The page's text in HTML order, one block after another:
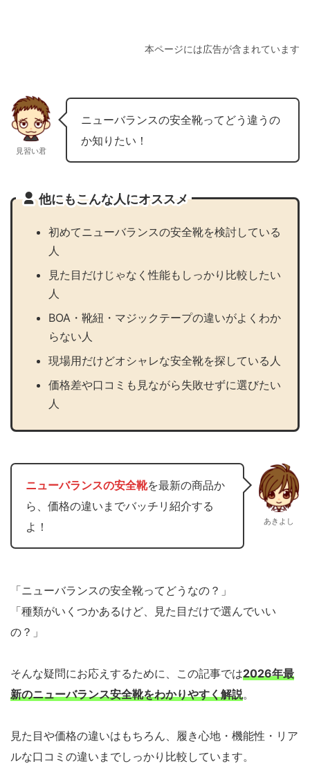
本ページには広告が含まれています
見習い君
ニューバランスの安全靴ってどう違うの
か知りたい！
他にもこんな人にオススメ
初めてニューバランスの安全靴を検討している
人
見た目だけじゃなく性能もしっかり比較したい
人
BOA・靴紐・マジックテープの違いがよくわか
らない人
現場用だけどオシャレな安全靴を探している人
価格差や口コミも見ながら失敗せずに選びたい
人
ニューバランスの安全靴を最新の商品か
ら、価格の違いまでバッチリ紹介する
よ！
あきよし
「ニューバランスの安全靴ってどうなの？」
「種類がいくつかあるけど、見た目だけで選んでいい
の？」
そんな疑問にお応えするために、この記事では2026年最
新のニューバランス安全靴をわかりやすく解説。
見た目や価格の違いはもちろん、履き心地・機能性・リア
ルな口コミの違いまでしっかり比較しています。